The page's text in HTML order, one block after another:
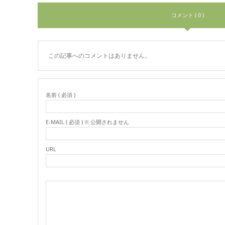
コメント ( 0 )
この記事へのコメントはありません。
名前 ( 必須 )
E-MAIL ( 必須 ) ※ 公開されません
URL